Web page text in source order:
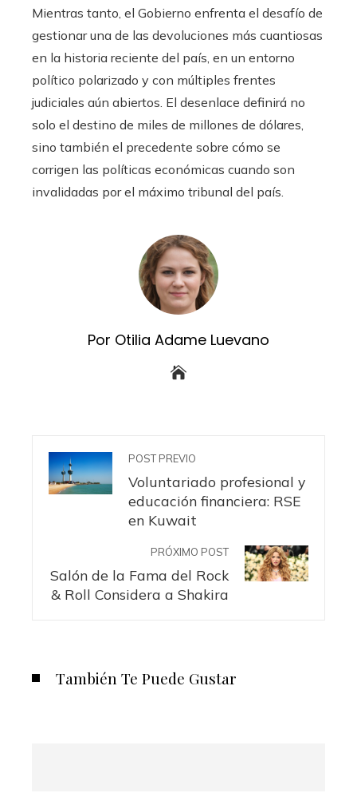
Mientras tanto, el Gobierno enfrenta el desafío de
gestionar una de las devoluciones más cuantiosas
en la historia reciente del país, en un entorno
político polarizado y con múltiples frentes
judiciales aún abiertos. El desenlace definirá no
solo el destino de miles de millones de dólares,
sino también el precedente sobre cómo se
corrigen las políticas económicas cuando son
invalidadas por el máximo tribunal del país.
Por Otilia Adame Luevano
POST PREVIO
Voluntariado profesional y
educación financiera: RSE
en Kuwait
PRÓXIMO POST
Salón de la Fama del Rock
& Roll Considera a Shakira
También Te Puede Gustar